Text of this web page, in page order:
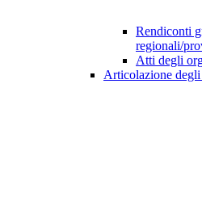
Rendiconti
regionali/
Atti degli
Articolazione